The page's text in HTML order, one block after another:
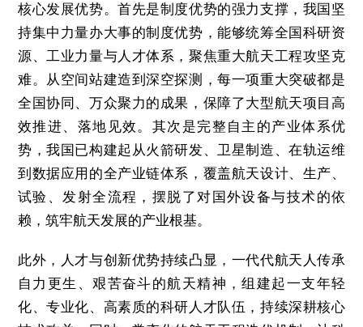
核心发展优势。首先是制度优势的强力支撑，我国坚
持集中力量办大事的制度优势，能够统筹全国科研资
源、工业力量与人才体系，聚焦重大航天工程攻坚克
难。从空间站建造到深空探测，每一项重大突破都是
全国协同、万众聚力的成果，保障了大型航天项目高
效推进、落地见效。其次是完整自主的产业体系优
势，我国已构建起从火箭研发、卫星制造、在轨运维
到数据应用的全产业链体系，覆盖航天设计、生产、
试验、发射全流程，摆脱了对国外设备与技术的依
赖，筑牢航天发展的产业根基。
此外，人才与创新优势持续凸显，一代代航天人传承
自力更生、艰苦奋斗的航天精神，组建起一支年轻
化、专业化、高素质的科研人才队伍，持续深耕核心